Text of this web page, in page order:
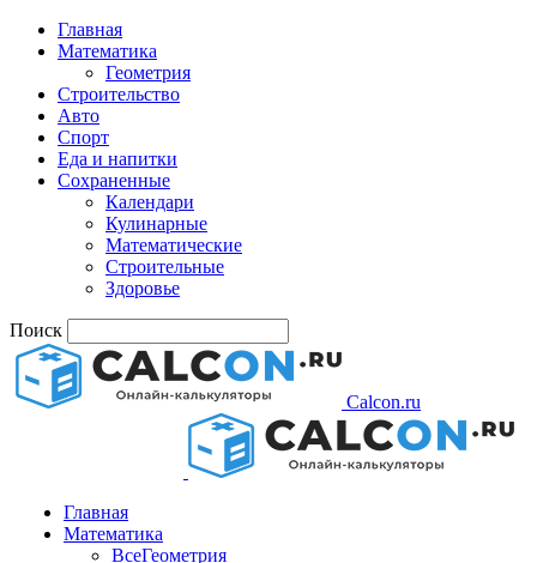
Главная
Математика
Геометрия
Строительство
Авто
Спорт
Еда и напитки
Сохраненные
Календари
Кулинарные
Математические
Строительные
Здоровье
Поиск
Calcon.ru
Главная
Математика
ВсеГеометрия